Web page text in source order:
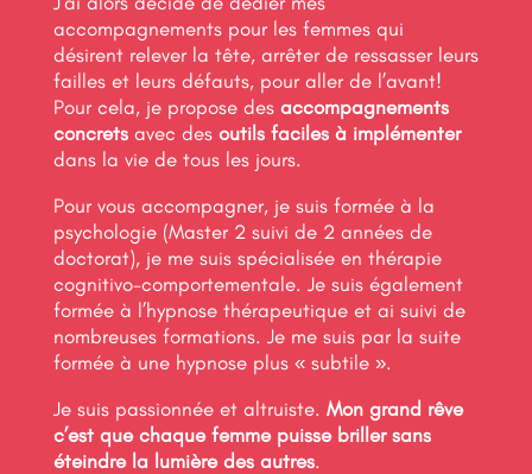
accompagnements pour les femmes qui
désirent relever la tête, arrêter de ressasser leurs
failles et leurs défauts, pour aller de l’avant!
Pour cela, je propose des accompagnements
concretsavec des outils faciles à implémenter
dans la vie de tous les jours.
Pour vous accompagner, je suis formée à la
psychologie (Master 2 suivi de 2 années de
doctorat), je me suis spécialisée en thérapie
cognitivo-comportementale. Je suis également
formée à l’hypnose thérapeutique et ai suivi de
nombreuses formations. Je me suis par la suite
formée à une hypnose plus « subtile ».
Je suis passionnée et altruiste. Mon grand rêve
c’est que chaque femme puisse briller sans
éteindre la lumière des autres.